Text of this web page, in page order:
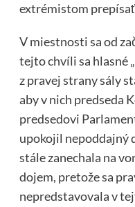
extrémistom
V miestnosti sa od
tejto chvíli sa hlasné
z pravej strany sály
aby v nich predseda
predsedovi
upokojil nepoddajný
stále zanechala na
dojem, pretože sa
nepredstavovala v